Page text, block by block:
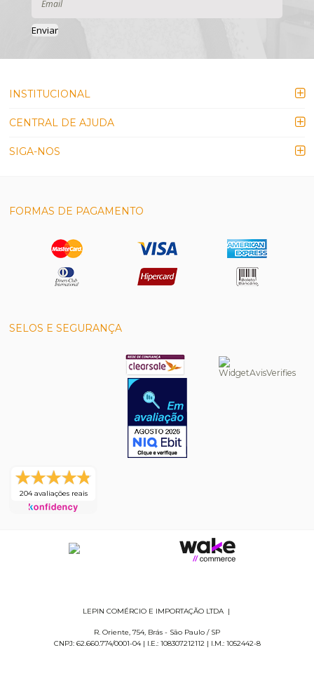
Enviar
INSTITUCIONAL
CENTRAL DE AJUDA
SIGA-NOS
FORMAS DE PAGAMENTO
SELOS E SEGURANÇA
204 avaliações reais
LEPIN COMÉRCIO E IMPORTAÇÃO LTDA |
R. Oriente, 754, Brás - São Paulo / SP
CNPJ: 62.660.774/0001-04| I.E.: 108307212112| I.M.: 1052442-8